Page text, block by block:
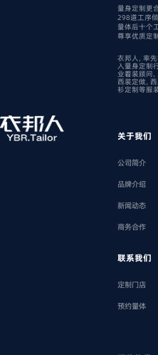
量身定制更
298道工序
量体后十个
尊享优质定
衣邦人，率
入量身定制
业着装顾问
西装定做，
衫定制等服
关于我们
公司简介
品牌介绍
新闻动态
商务合作
联系我们
定制门店
预约量体